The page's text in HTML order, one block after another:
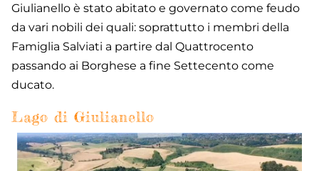
Giulianello è stato abitato e governato come feudo
da vari nobili dei quali: soprattutto i membri della
Famiglia Salviati a partire dal Quattrocento
passando ai Borghese a fine Settecento come
ducato.
Lago di Giulianello